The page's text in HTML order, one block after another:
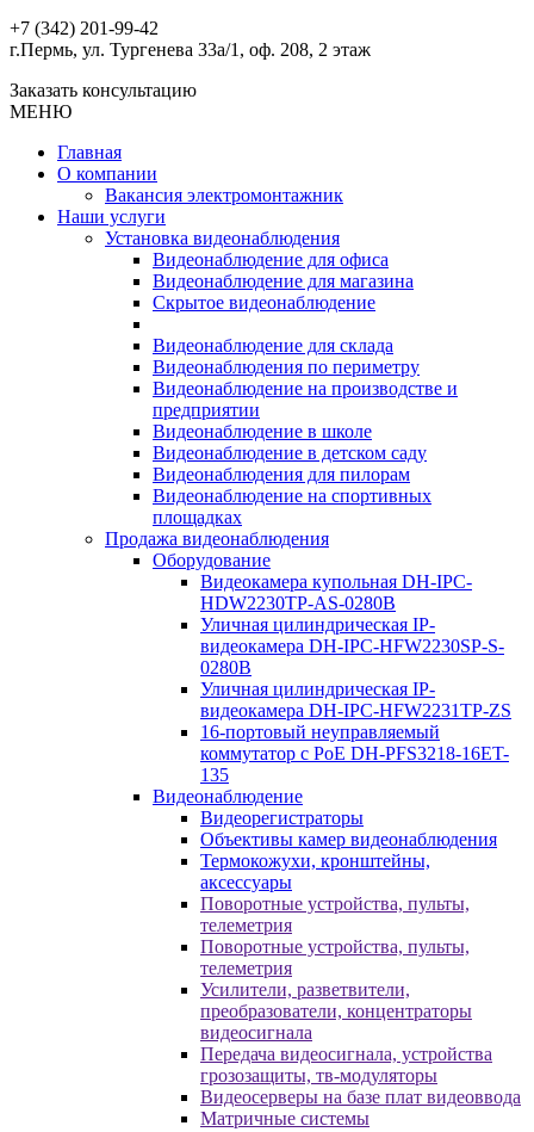
+7 (342) 201-99-42
г.Пермь, ул. Тургенева 33а/1, оф. 208, 2 этаж
Заказать консультацию
МЕНЮ
Главная
О компании
Вакансия электромонтажник
Наши услуги
Установка видеонаблюдения
Видеонаблюдение для офиса
Видеонаблюдение для магазина
Скрытое видеонаблюдение
Видеонаблюдение для склада
Видеонаблюдения по периметру
Видеонаблюдение на производстве и
предприятии
Видеонаблюдение в школе
Видеонаблюдение в детском саду
Видеонаблюдения для пилорам
Видеонаблюдение на спортивных
площадках
Продажа видеонаблюдения
Оборудование
Видеокамера купольная DH-IPC-
HDW2230TP-AS-0280B
Уличная цилиндрическая IP-
видеокамера DH-IPC-HFW2230SP-S-
0280B
Уличная цилиндрическая IP-
видеокамера DH-IPC-HFW2231TP-ZS
16-портовый неуправляемый
коммутатор с РоЕ DH-PFS3218-16ET-
135
Видеонаблюдение
Видеорегистраторы
Объективы камер видеонаблюдения
Термокожухи, кронштейны,
аксессуары
Поворотные устройства, пульты,
телеметрия
Поворотные устройства, пульты,
телеметрия
Усилители, разветвители,
преобразователи, концентраторы
видеосигнала
Передача видеосигнала, устройства
грозозащиты, тв-модуляторы
Видеосерверы на базе плат видеоввода
Матричные системы